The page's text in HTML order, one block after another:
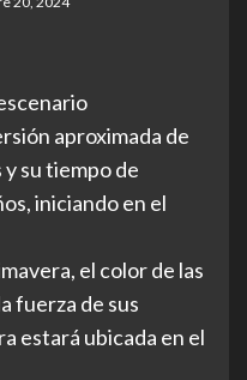
aproximada de
su tiempo de
iniciando en el
el color de las
fuerza de sus
estará ubicada en el